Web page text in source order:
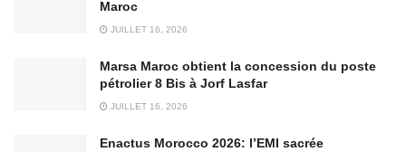
Maroc
JUILLET 16, 2026
Marsa Maroc obtient la concession du poste
pétrolier 8 Bis à Jorf Lasfar
JUILLET 16, 2026
Enactus Morocco 2026: l’EMI sacrée